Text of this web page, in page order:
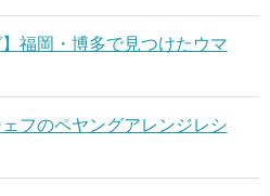
】福岡・博多で見つけたウマ
フのペヤングアレンジレシ